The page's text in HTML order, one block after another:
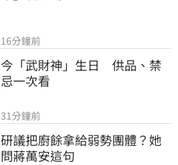
16分鐘前
今「武財神」生日　供品、禁
忌一次看
31分鐘前
研議把廚餘拿給弱勢團體？她
問蔣萬安這句